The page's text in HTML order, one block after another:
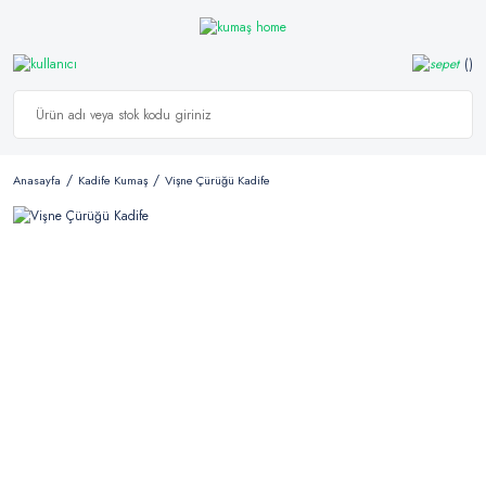
Anasayfa Kadife Kumaş Vişne Çürüğü Kadife